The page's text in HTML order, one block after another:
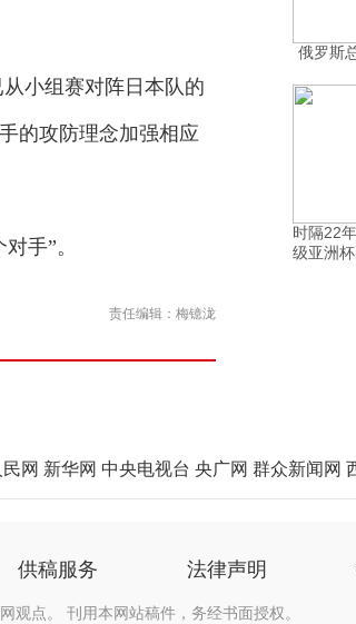
小组赛对阵日本队的
的攻防理念加强相应
手”。
责任编辑：梅镱泷
俄罗斯
时隔22
级亚洲
民网 新华网 中央电视台 央广网 群众新闻网
供稿服务 法律声明
观点。 刊用本网站稿件，务经书面授权。